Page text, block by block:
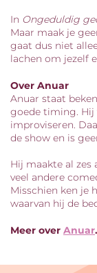
In Ongeduldig
Maar maak je
gaat dus niet
lachen om jezelf
Over Anuar
Anuar staat
goede timing. Hij
improviseren.
de show en is
Hij maakte al zes
veel andere
Misschien ken je
waarvan hij de
Meer over Anuar.